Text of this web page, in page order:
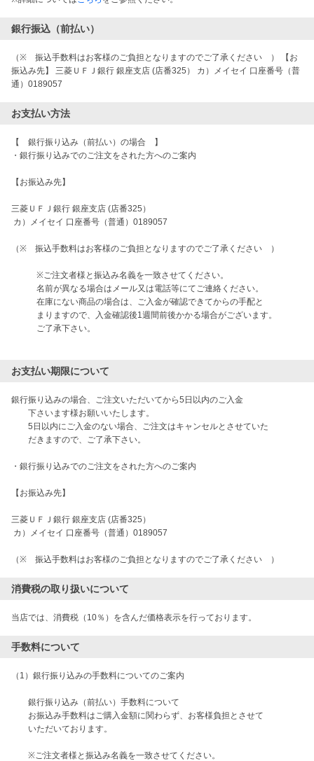
銀行振込（前払い）
（※ 振込手数料はお客様のご負担となりますのでご了承ください ） 【お
振込み先】 三菱ＵＦＪ銀行 銀座支店 (店番325） カ）メイセイ 口座番号（普
通）0189057
お支払い方法
【　銀行振り込み（前払い）の場合　】
・銀行振り込みでのご注文をされた方へのご案内
【お振込み先】
三菱ＵＦＪ銀行 銀座支店 (店番325）
（※　振込手数料はお客様のご負担となりますのでご了承ください　）
※ご注文者様と振込み名義を一致させてください。
名前が異なる場合はメール又は電話等にてご連絡ください。
在庫にない商品の場合は、ご入金が確認できてからの手配と
まりますので、入金確認後1週間前後かかる場合がございます。
ご了承下さい。
お支払い期限について
銀行振り込みの場合、ご注文いただいてから5日以内のご入金
下さいます様お願いいたします。
5日以内にご入金のない場合、ご注文はキャンセルとさせていた
だきますので、ご了承下さい。
・銀行振り込みでのご注文をされた方へのご案内
【お振込み先】
三菱ＵＦＪ銀行 銀座支店 (店番325）
（※　振込手数料はお客様のご負担となりますのでご了承ください　）
消費税の取り扱いについて
当店では、消費税（10％）を含んだ価格表示を行っております。
手数料について
（1）銀行振り込みの手数料についてのご案内
銀行振り込み（前払い）手数料について
お振込み手数料はご購入金額に関わらず、お客様負担とさせて
いただいております。
※ご注文者様と振込み名義を一致させてください。